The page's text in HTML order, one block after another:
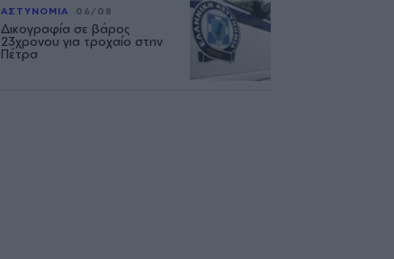
ΑΣΤΥΝΟΜΙΑ 06/08
Δικογραφία σε βάρος
23χρονου για τροχαίο στην
Πέτρα